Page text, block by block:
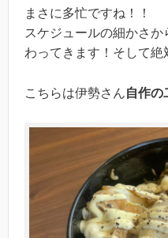
まさに多忙ですね！！
スケジュールの細かさ
わってきます！そして絶
こちらは伊勢さん自作の